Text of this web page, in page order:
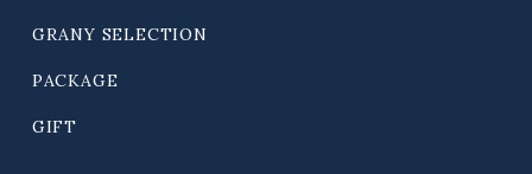
GRANY SELECTION
PACKAGE
GIFT